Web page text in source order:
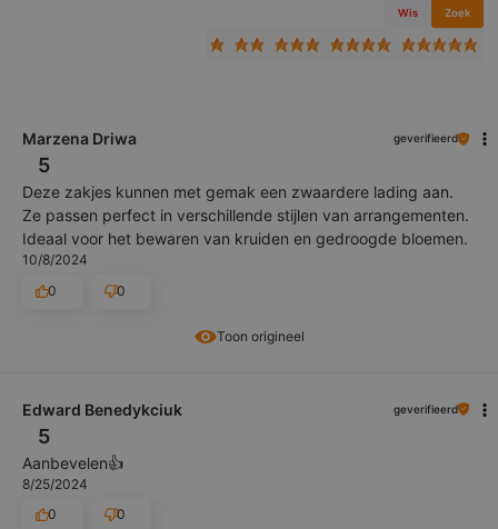
Wis Zoek
Toon origineel
Marzena Driwa geverifieerd
5
Deze zakjes kunnen met gemak een zwaardere lading aan.
Ze passen perfect in verschillende stijlen van arrangementen.
Ideaal voor het bewaren van kruiden en gedroogde bloemen.
10/8/2024
0
0
Edward Benedykciuk geverifieerd
5
Aanbevelen👍️
8/25/2024
0
0